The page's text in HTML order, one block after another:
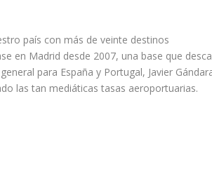
país con más de veinte destinos
en Madrid desde 2007, una base que
para España y Portugal, Javier
las tan mediáticas tasas aeroportuarias.